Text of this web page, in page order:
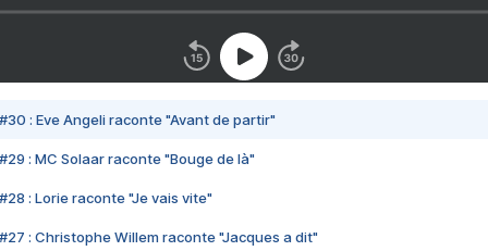
#30 : Eve Angeli raconte "Avant de partir"
#29 : MC Solaar raconte "Bouge de là"
#28 : Lorie raconte "Je vais vite"
#27 : Christophe Willem raconte "Jacques a dit"